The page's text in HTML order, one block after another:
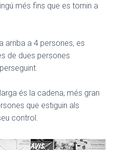
més fins que es tornin a
arriba a 4 persones, es
de dues persones
és la cadena, més gran
que estiguin als
control.